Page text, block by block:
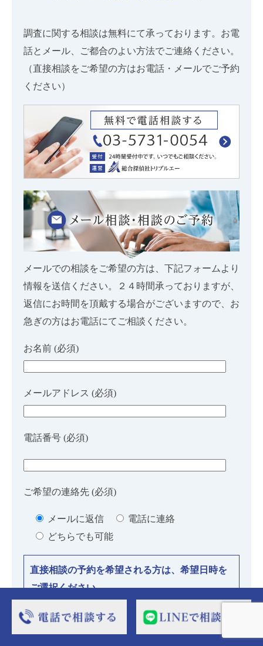
調査に関する相談は無料にて承っております。お電
話とメール、ご都合のよい方法でご連絡ください。
（直接相談をご希望の方はお電話・メールでご予約
ください）
メールでの相談をご希望の方は、下記フォームより
情報を送信ください。２４時間承っておりますが、
返信にお時間を頂戴する場合がございますので、お
急ぎの方はお電話にてご相談ください。
お名前 (必須)
メールアドレス (必須)
電話番号 (必須)
ご希望の連絡先 (必須)
メールに返信
電話に連絡
どちらでも可能
直接相談の予約を希望される方は、希望日時を
ご選択ください。
※カレンダーのアイコンをクリックすると日付
が選べます。